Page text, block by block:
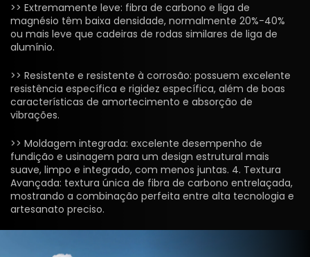
>> Extremamente leve: fibra de carbono e liga de
magnésio têm baixa densidade, normalmente 20%-40%
ou mais leve que cadeiras de rodas similares de liga de
alumínio.
>> Resistente e resistente à corrosão: possuem excelente
resistência específica e rigidez específica, além de boas
características de amortecimento e absorção de
vibrações.
>> Moldagem integrada: excelente desempenho de
fundição e usinagem para um design estrutural mais
suave, limpo e integrado, com menos juntas. 4. Textura
Avançada: textura única de fibra de carbono entrelaçada,
mostrando a combinação perfeita entre alta tecnologia e
artesanato preciso.